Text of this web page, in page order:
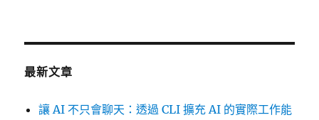
最新文章
讓 AI 不只會聊天：透過 CLI 擴充 AI 的實際工作能